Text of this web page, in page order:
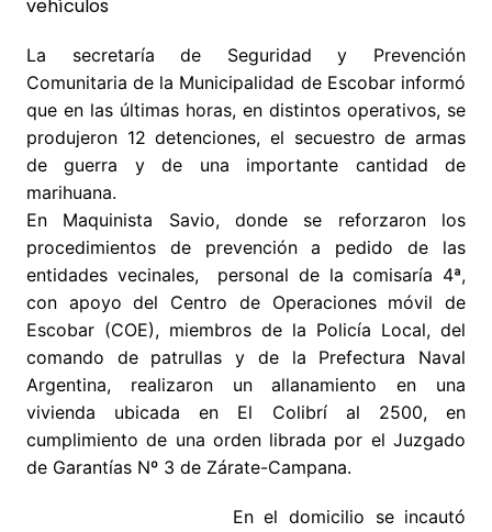
La secretaría de Seguridad y Prevención
Comunitaria de la Municipalidad de Escobar informó
que en las últimas horas, en distintos operativos, se
produjeron 12 detenciones, el secuestro de armas
de guerra y de una importante cantidad de
marihuana.
En Maquinista Savio, donde se reforzaron los
procedimientos de prevención a pedido de las
entidades vecinales, personal de la comisaría 4ª,
con apoyo del Centro de Operaciones móvil de
Escobar (COE), miembros de la Policía Local, del
comando de patrullas y de la Prefectura Naval
Argentina, realizaron un allanamiento en una
vivienda ubicada en El Colibrí al 2500, en
cumplimiento de una orden librada por el Juzgado
de Garantías Nº 3 de Zárate-Campana.
En el domicilio se incautó